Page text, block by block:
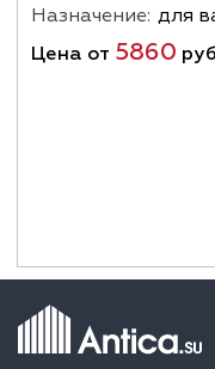
Назначение: для
Цена от 5860